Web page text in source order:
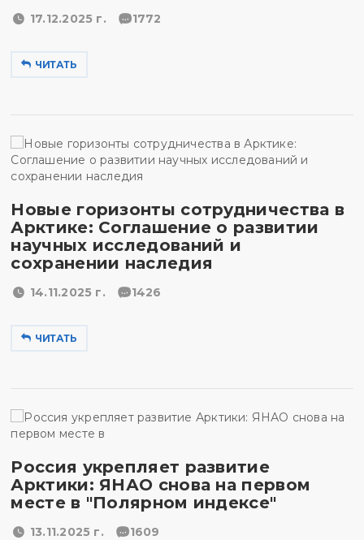
17.12.2025 г. 1772
ЧИТАТЬ
Новые горизонты сотрудничества в
Арктике: Соглашение о развитии
научных исследований и
сохранении наследия
14.11.2025 г. 1426
ЧИТАТЬ
Россия укрепляет развитие
Арктики: ЯНАО снова на первом
месте в "Полярном индексе"
13.11.2025 г. 1609